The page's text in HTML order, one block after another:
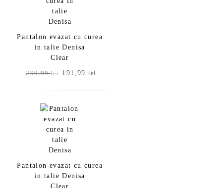
Pantalon evazat cu curea
in talie Denisa
Clear
239,99lei
Prețul
a
191,99lei
este:
Pantalon evazat cu curea
in talie Denisa
Clear